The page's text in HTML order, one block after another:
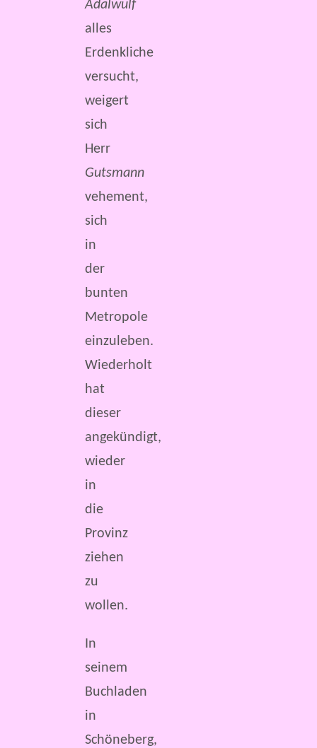
Adalwulf
alles
Erdenkliche
versucht,
weigert
sich
Herr
Gutsmann
vehement,
sich
in
der
bunten
Metropole
einzuleben.
Wiederholt
hat
dieser
angekündigt,
wieder
in
die
Provinz
ziehen
zu
wollen.
In
seinem
Buchladen
in
Schöneberg,